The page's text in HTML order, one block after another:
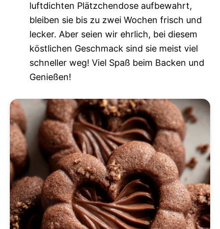
luftdichten Plätzchendose aufbewahrt,
bleiben sie bis zu zwei Wochen frisch und
lecker. Aber seien wir ehrlich, bei diesem
köstlichen Geschmack sind sie meist viel
schneller weg! Viel Spaß beim Backen und
Genießen!